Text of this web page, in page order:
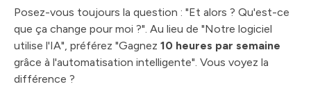
Posez-vous toujours la question : "Et alors ? Qu'est-ce
que ça change pour moi ?". Au lieu de "Notre logiciel
utilise l'IA", préférez "Gagnez 10 heures par semaine
grâce à l'automatisation intelligente". Vous voyez la
différence ?